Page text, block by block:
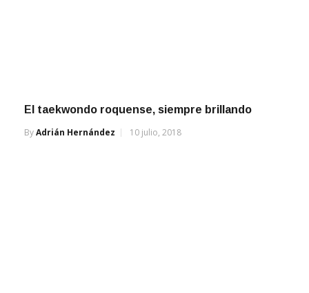
By Adrián Hernández 10 julio, 2018